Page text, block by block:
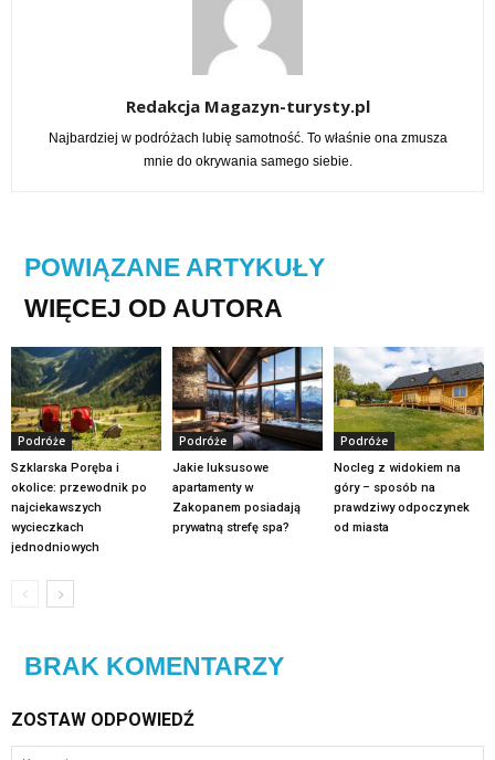
Redakcja Magazyn-turysty.pl
Najbardziej w podróżach lubię samotność. To właśnie ona zmusza
mnie do okrywania samego siebie.
POWIĄZANE ARTYKUŁY
WIĘCEJ OD AUTORA
Podróże
Szklarska Poręba i
okolice: przewodnik po
najciekawszych
wycieczkach
jednodniowych
Podróże
Jakie luksusowe
apartamenty w
Zakopanem posiadają
prywatną strefę spa?
Podróże
Nocleg z widokiem na
góry – sposób na
prawdziwy odpoczynek
od miasta
BRAK KOMENTARZY
ZOSTAW ODPOWIEDŹ